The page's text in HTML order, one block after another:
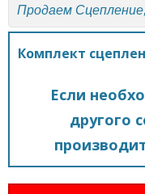
Продаем
Комплект
Если
другого